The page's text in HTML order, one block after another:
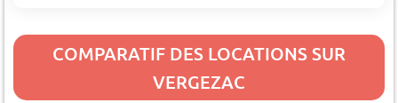
COMPARATIF DES LOCATIONS SUR
VERGEZAC